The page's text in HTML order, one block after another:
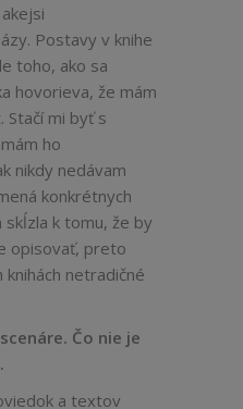
Postavy v knihe
toho, ako sa
hovorieva, že mám
mi byť s
ho
nikdy nedávam
konkrétnych
k tomu, že by
opisovať, preto
netradičné
Čo nie je
a textov